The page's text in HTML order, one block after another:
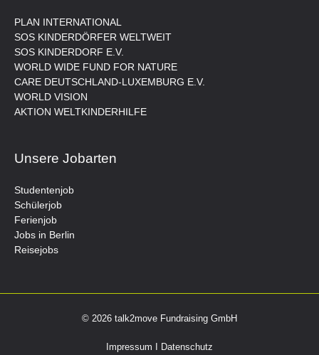
PLAN INTERNATIONAL
SOS KINDERDÖRFER WELTWEIT
SOS KINDERDORF E.V.
WORLD WIDE FUND FOR NATURE
CARE DEUTSCHLAND-LUXEMBURG E.V.
WORLD VISION
AKTION WELTKINDERHILFE
Unsere Jobarten
Studentenjob
Schülerjob
Ferienjob
Jobs in Berlin
Reisejobs
© 2026 talk2move Fundraising GmbH
Impressum Datenschutz